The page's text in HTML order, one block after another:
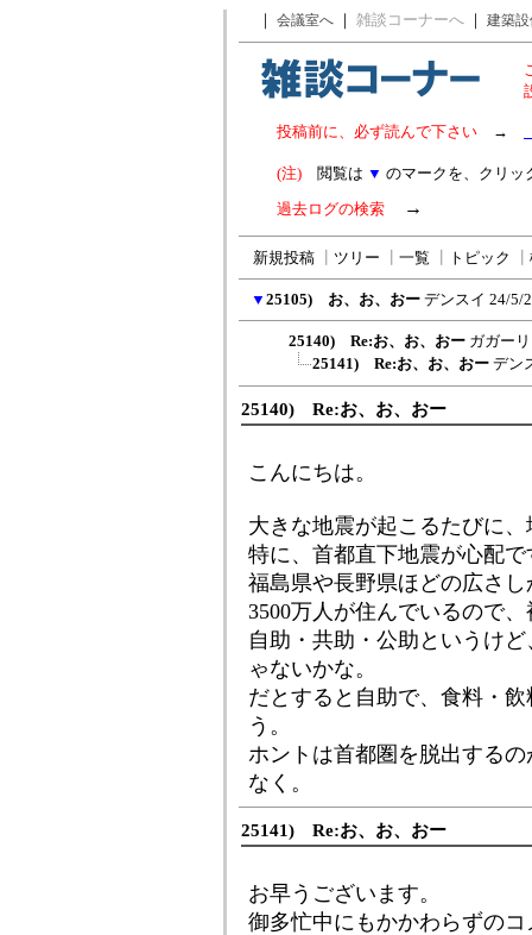
｜ 会議室へ ｜ 雑談コーナーへ ｜ 建築
投稿前に、必ず読んで下さい →
(注) 閲覧は ▼ のマークを、クリッ
過去ログの検索 →
新規投稿 ツリー 一覧 トピック
▼ 25105) お、お、おー デンスイ 24/5/
25140) Re:お、お、おー ガガー
25141) Re:お、お、おー デン
25140) Re:お、お、おー
こんにちは。
大きな地震が起こるたびに
特に、首都直下地震が心配で
福島県や長野県ほどの広さ
3500万人が住んでいるので
自助・共助・公助というけ
ゃないかな。
だとすると自助で、食料・
う。
ホントは首都圏を脱出する
なく。
25141) Re:お、お、おー
お早うございます。
御多忙中にもかかわらずの